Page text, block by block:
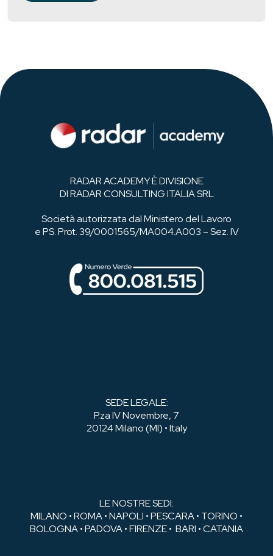
RADAR ACADEMY È DIVISIONE
DI RADAR CONSULTING ITALIA SRL
Società autorizzata dal Ministero del Lavoro
e PS. Prot. 39/0001565/MA004.A003 – Sez. IV
SEDE LEGALE:
P.za IV Novembre, 7
20124 Milano (MI) • Italy
LE NOSTRE SEDI:
MILANO • ROMA • NAPOLI • PESCARA • TORINO •
BOLOGNA • PADOVA • FIRENZE • BARI • CATANIA